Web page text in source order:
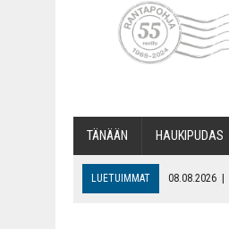
TÄNÄÄN HAU­KI­PU­DAS
LUETUIMMAT 08.08.2026 |